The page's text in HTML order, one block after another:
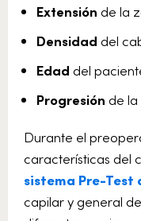
Extensión de la
Densidad del
Edad del
Progresión de
Durante el
características del
sistema Pre-Test
capilar y general